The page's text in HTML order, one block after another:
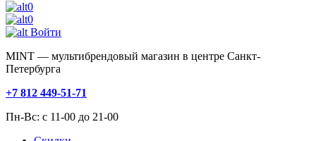
0
0
Войти
MINT — мультибрендовый магазин в центре Санкт-
Петербурга
+7 812 449-51-71
Пн-Вс: с 11-00 до 21-00